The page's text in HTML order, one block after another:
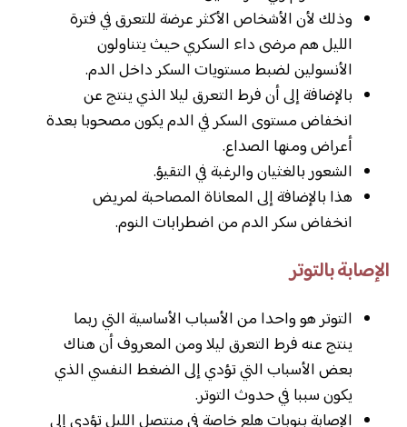
وذلك لأن الأشخاص الأكثر عرضة للتعرق في فترة
الليل هم مرضى داء السكري حيث يتناولون
الأنسولين لضبط مستويات السكر داخل الدم.
بالإضافة إلى أن فرط التعرق ليلا الذي ينتج عن
انخفاض مستوى السكر في الدم يكون مصحوبا بعدة
أعراض ومنها الصداع.
الشعور بالغثيان والرغبة في التقيؤ.
هذا بالإضافة إلى المعاناة المصاحبة لمريض
انخفاض سكر الدم من اضطرابات النوم.
الإصابة بالتوتر
التوتر هو واحدا من الأسباب الأساسية التي ربما
ينتج عنه فرط التعرق ليلا ومن المعروف أن هناك
بعض الأسباب التي تؤدي إلى الضغط النفسي الذي
يكون سببا في حدوث التوتر.